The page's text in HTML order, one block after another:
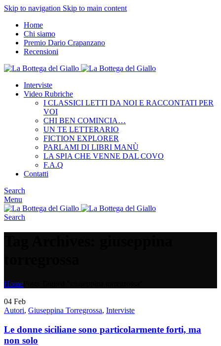
Skip to navigation Skip to main content
Home
Chi siamo
Premio Dario Crapanzano
Recensioni
Interviste
Video Rubriche
I CLASSICI LETTI DA NOI E RACCONTATI PER
VOI
CHI BEN COMINCIA…
UN TE LETTERARIO
FICTION EXPLORER
PARLAMI DI LIBRI MANÙ
LA SPIA CHE VENNE DAL COVO
F.A.Q
Contatti
Search
Menu
Search
Home
04 Feb
Autori, Giuseppina Torregrossa, Interviste
Le donne siciliane sono particolarmente forti, ma
non solo